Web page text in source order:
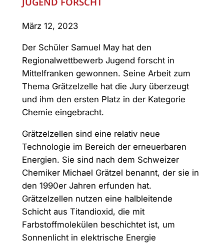
März 12, 2023
Der Schüler Samuel May hat den
Regionalwettbewerb Jugend forscht in
Mittelfranken gewonnen. Seine Arbeit zum
Thema Grätzelzelle hat die Jury überzeugt
und ihm den ersten Platz in der Kategorie
Chemie eingebracht.
Grätzelzellen sind eine relativ neue
Technologie im Bereich der erneuerbaren
Energien. Sie sind nach dem Schweizer
Chemiker Michael Grätzel benannt, der sie in
den 1990er Jahren erfunden hat.
Grätzelzellen nutzen eine halbleitende
Schicht aus Titandioxid, die mit
Farbstoffmolekülen beschichtet ist, um
Sonnenlicht in elektrische Energie